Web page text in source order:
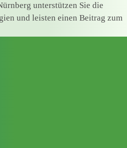
unterstützen Sie die
und leisten einen Beitrag zum